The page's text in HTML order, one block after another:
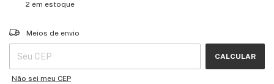
2 em estoque
Entregas para o CEP:
Meios de envio
CALCULAR
Não sei meu CEP